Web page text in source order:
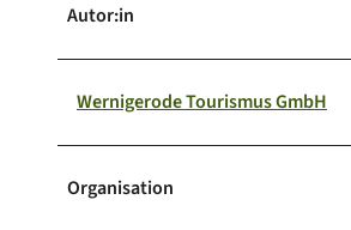
Autor:in
Wernigerode Tourismus GmbH
Organisation